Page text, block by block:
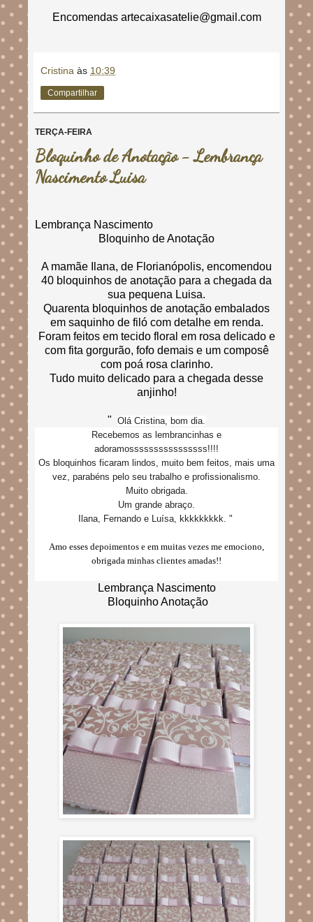
Encomendas artecaixasatelie@gmail.com
Cristina às 10:39
Compartilhar
TERÇA-FEIRA
Bloquinho de Anotação - Lembrança
Nascimento Luisa
Lembrança Nascimento
Bloquinho de Anotação
A mamãe Ilana, de Florianópolis, encomendou
40 bloquinhos de anotação para a chegada da
sua pequena Luisa.
Quarenta bloquinhos de anotação embalados
em saquinho de filó com detalhe em renda.
Foram feitos em tecido floral em rosa delicado e
com fita gorgurão, fofo demais e um composê
com poá rosa clarinho.
Tudo muito delicado para a chegada desse
anjinho!
" Olá Cristina, bom dia.
Recebemos as lembrancinhas e
adoramossssssssssssssss!!!!
Os bloquinhos ficaram lindos, muito bem feitos, mais uma
vez, parabéns pelo seu trabalho e profissionalismo.
Muito obrigada.
Um grande abraço.
Ilana, Fernando e Luísa, kkkkkkkkk. "
Amo esses depoimentos e em muitas vezes me emociono,
obrigada minhas clientes amadas!!
Lembrança Nascimento
Bloquinho Anotação